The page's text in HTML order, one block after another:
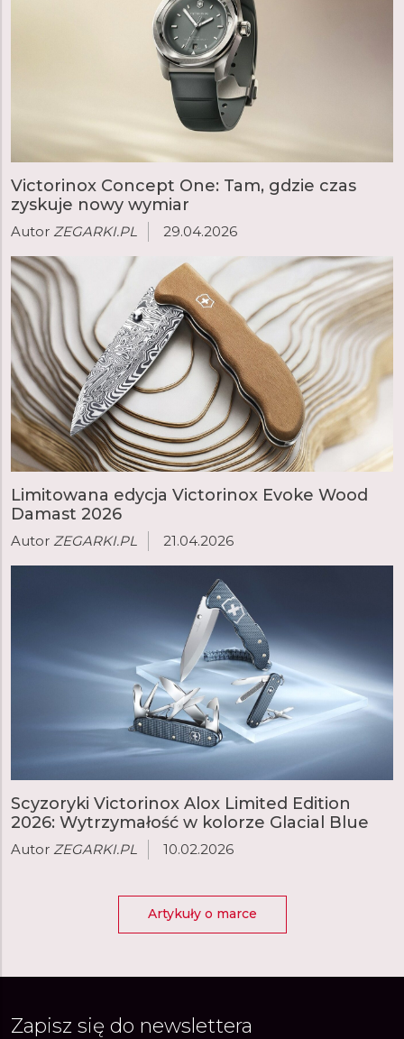
Victorinox Concept One: Tam, gdzie czas
zyskuje nowy wymiar
Autor ZEGARKI.PL 29.04.2026
Limitowana edycja Victorinox Evoke Wood
Damast 2026
Autor ZEGARKI.PL 21.04.2026
Scyzoryki Victorinox Alox Limited Edition
2026: Wytrzymałość w kolorze Glacial Blue
Autor ZEGARKI.PL 10.02.2026
Artykuły o marce
Zapisz się do newslettera